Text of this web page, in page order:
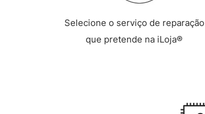
Selecione o serviço de reparação
que pretende na iLoja®